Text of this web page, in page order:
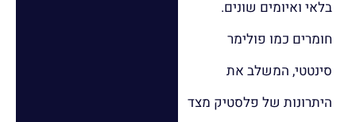
בלאי ואיומים שונים.
חומרים כמו פולימר
סינטטי, המשלב את
היתרונות של פלסטיק מצד